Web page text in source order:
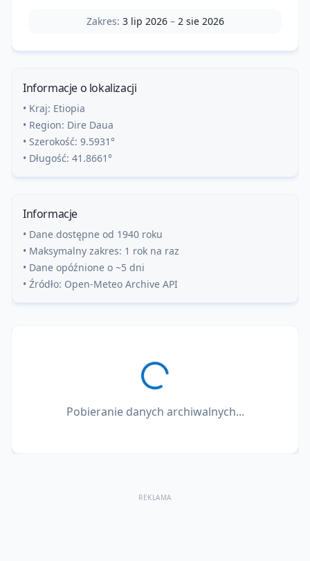
Zakres: 3 lip 2026– 2 sie 2026
Informacje o lokalizacji
• Kraj: Etiopia
• Region: Dire Daua
• Szerokość: 9.5931°
• Długość: 41.8661°
Informacje
• Dane dostępne od 1940 roku
• Maksymalny zakres: 1 rok na raz
• Dane opóźnione o ~5 dni
• Źródło: Open-Meteo Archive API
Pobieranie danych archiwalnych...
REKLAMA